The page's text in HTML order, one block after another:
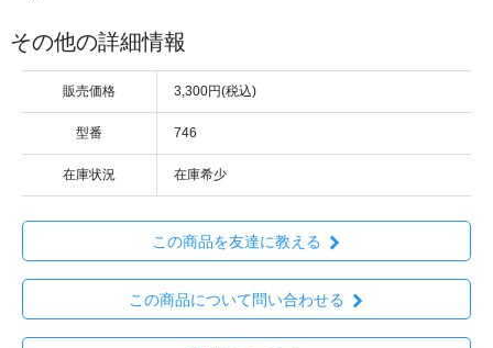
その他の詳細情報
販売価格 3,300円(税込)
型番 746
在庫状況 在庫希少
この商品を友達に教える
この商品について問い合わせる